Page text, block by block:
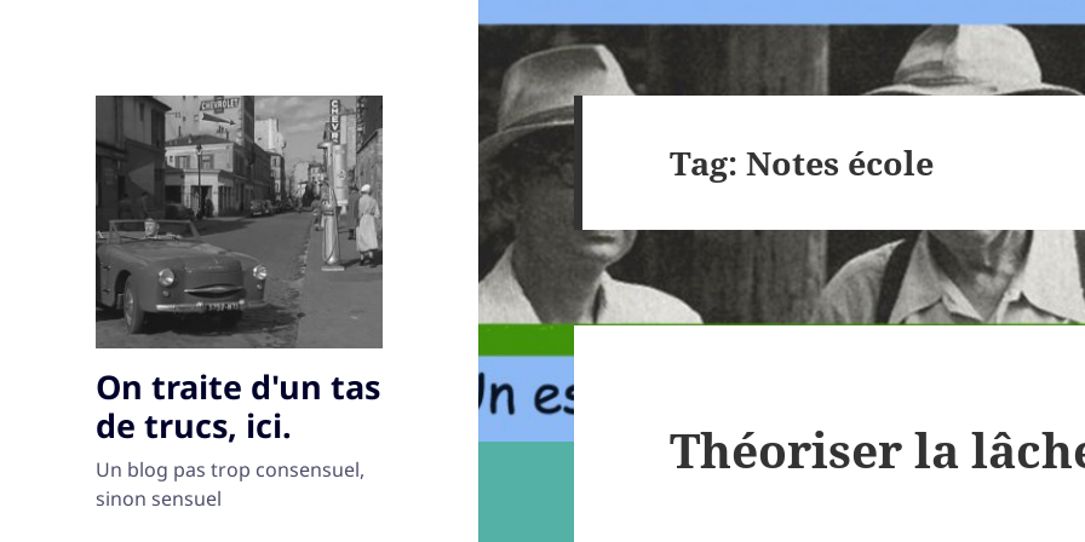
On traite d'un tas
de trucs, ici.
Un blog pas trop consensuel,
sinon sensuel
Tag:Notes école
Théoriser la